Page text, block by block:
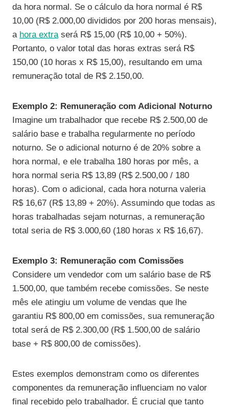
da hora normal. Se o cálculo da hora normal é R$
10,00 (R$ 2.000,00 divididos por 200 horas mensais),
a hora extraserá R$ 15,00 (R$ 10,00 + 50%).
Portanto, o valor total das horas extras será R$
150,00 (10 horas x R$ 15,00), resultando em uma
remuneração total de R$ 2.150,00.
Exemplo 2: Remuneração com Adicional Noturno
Imagine um trabalhador que recebe R$ 2.500,00 de
salário base e trabalha regularmente no período
noturno. Se o adicional noturno é de 20% sobre a
hora normal, e ele trabalha 180 horas por mês, a
hora normal seria R$ 13,89 (R$ 2.500,00 / 180
horas). Com o adicional, cada hora noturna valeria
R$ 16,67 (R$ 13,89 + 20%). Assumindo que todas as
horas trabalhadas sejam noturnas, a remuneração
total seria de R$ 3.000,60 (180 horas x R$ 16,67).
Exemplo 3: Remuneração com Comissões
Considere um vendedor com um salário base de R$
1.500,00, que também recebe comissões. Se neste
mês ele atingiu um volume de vendas que lhe
garantiu R$ 800,00 em comissões, sua remuneração
total será de R$ 2.300,00 (R$ 1.500,00 de salário
base + R$ 800,00 de comissões).
Estes exemplos demonstram como os diferentes
componentes da remuneração influenciam no valor
final recebido pelo trabalhador. É crucial que tanto